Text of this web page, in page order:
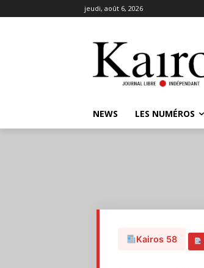
jeudi, août 6, 2026
NEWS LES NUMÉROS
Kairos 58